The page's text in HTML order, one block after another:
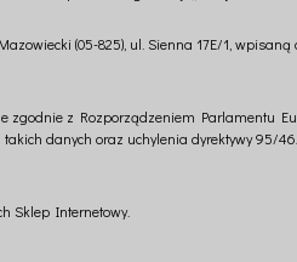
(05-825), ul. Sienna 17E/1,
z Rozporządzeniem Parlamentu
danych oraz uchylenia dyrektywy 95/
Sklep Internetowy.